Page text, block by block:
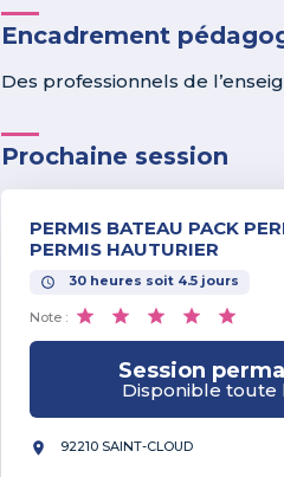
Encadrement
Des professionnels de
Prochaine session
PERMIS BATEAU PACK
PERMIS HAUTURIER
30 heures soit 4.5 jours
Note :
Session
Disponible toute
92210 SAINT-CLOUD